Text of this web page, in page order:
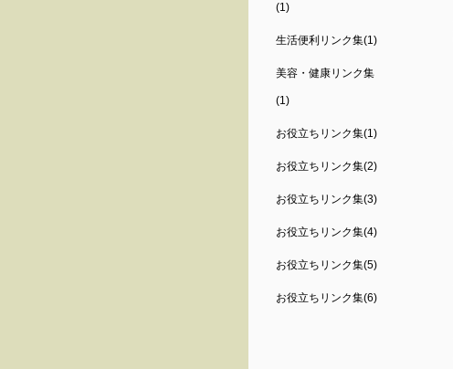
(1)
生活便利リンク集(1)
美容・健康リンク集
(1)
お役立ちリンク集(1)
お役立ちリンク集(2)
お役立ちリンク集(3)
お役立ちリンク集(4)
お役立ちリンク集(5)
お役立ちリンク集(6)